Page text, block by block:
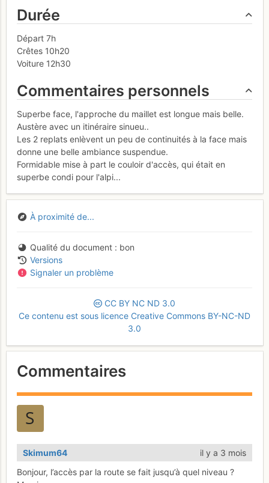
Durée
Départ 7h
Crêtes 10h20
Voiture 12h30
Commentaires personnels
Superbe face, l'approche du maillet est longue mais belle.
Austère avec un itinéraire sinueu..
Les 2 replats enlèvent un peu de continuités à la face mais
donne une belle ambiance suspendue.
Formidable mise à part le couloir d'accès, qui était en
superbe condi pour l'alpi...
À proximité de...
Qualité du document
bon
Versions
Signaler un problème
CC BY NC ND 3.0
Ce contenu est sous licence Creative Commons BY-NC-ND
3.0
Commentaires
Skimum64
il y a 3 mois
Bonjour, l’accès par la route se fait jusqu’à quel niveau ?